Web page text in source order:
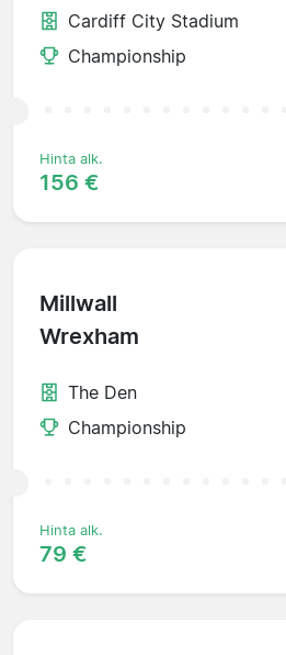
Cardiff City Stadium
Championship
Hinta alk.
156 €
Millwall
Wrexham
The Den
Championship
Hinta alk.
79 €